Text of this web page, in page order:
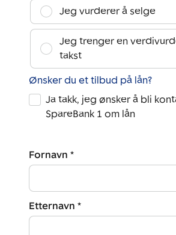
Jeg vurderer å selge
Jeg trenger en
takst
Ønsker du et tilbud på lån?
Ja takk, jeg ønsker å bli
SpareBank 1 om lån
Fornavn *
Etternavn *